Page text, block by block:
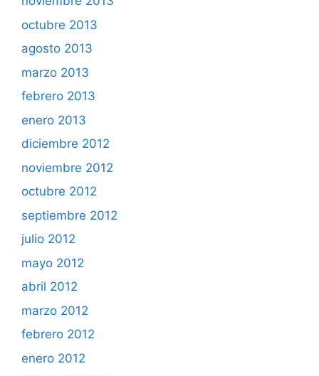
octubre 2013
agosto 2013
marzo 2013
febrero 2013
enero 2013
diciembre 2012
noviembre 2012
octubre 2012
septiembre 2012
julio 2012
mayo 2012
abril 2012
marzo 2012
febrero 2012
enero 2012